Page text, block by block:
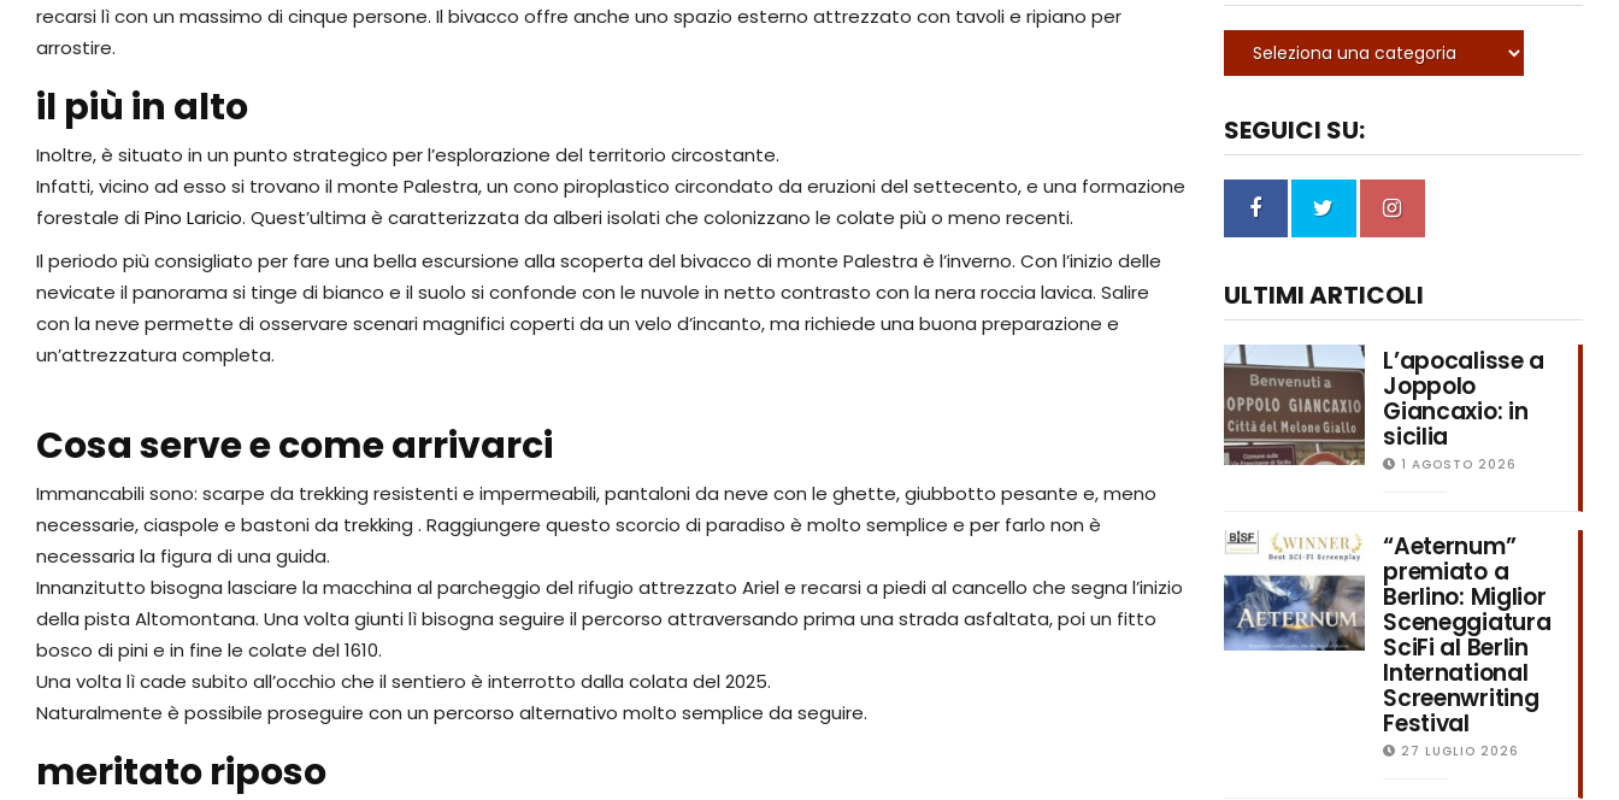
recarsi lì con un massimo di cinque persone. Il bivacco offre anche uno spazio esterno attrezzato con tavoli e ripiano per
arrostire.
il più in alto
Inoltre, è situato in un punto strategico per l’esplorazione del territorio circostante.
Infatti, vicino ad esso si trovano il monte Palestra, un cono piroplastico circondato da eruzioni del settecento, e una formazione
forestale diPino Laricio. Quest’ultima è caratterizzata da alberi isolati che colonizzano le colate più o meno recenti.
Il periodo più consigliato per fare una bella escursione alla scoperta del bivacco di monte Palestra è l’inverno. Con l’inizio delle
nevicate il panorama si tinge di bianco e il suolo si confonde con le nuvole in netto contrasto con la nera roccia lavica. Salire
con la neve permette di osservare scenari magnifici coperti da un velo d’incanto, ma richiede una buona preparazione e
un’attrezzatura completa.
Cosa serve e come arrivarci
Immancabili sono: scarpe da trekking resistenti e impermeabili, pantaloni da neve con le ghette, giubbotto pesante e, meno
necessarie, ciaspole e bastoni da trekking . Raggiungere questo scorcio di paradiso è molto semplice e per farlo non è
necessaria la figura di una guida.
Innanzitutto bisogna lasciare la macchina al parcheggio del rifugio attrezzato Ariel e recarsi a piedi al cancello che segna l’inizio
della pista Altomontana. Una volta giunti lì bisogna seguire il percorso attraversando prima una strada asfaltata, poi un fitto
bosco di pini e in fine le colate del 1610.
Una volta lì cade subito all’occhio che il sentiero è interrotto dalla colata del 2025.
Naturalmente è possibile proseguire con un percorso alternativo molto semplice da seguire.
meritato riposo
SEGUICI SU:
ULTIMI ARTICOLI
L’apocalisse a
Joppolo
Giancaxio: in
sicilia
1 AGOSTO 2026
“Aeternum”
premiato a
Berlino: Miglior
Sceneggiatura
SciFi al Berlin
International
Screenwriting
Festival
27 LUGLIO 2026